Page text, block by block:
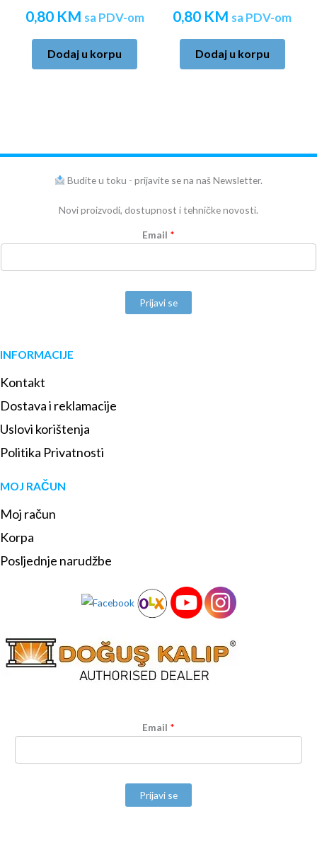
0,80 KM sa PDV-om
Dodaj u korpu
0,80 KM sa PDV-om
Dodaj u korpu
Budite u toku - prijavite se na naš Newsletter.
Novi proizvodi, dostupnost i tehničke novosti.
Email *
Prijavi se
INFORMACIJE
Kontakt
Dostava i reklamacije
Uslovi korištenja
Politika Privatnosti
MOJ RAČUN
Moj račun
Korpa
Posljednje narudžbe
Email *
Prijavi se